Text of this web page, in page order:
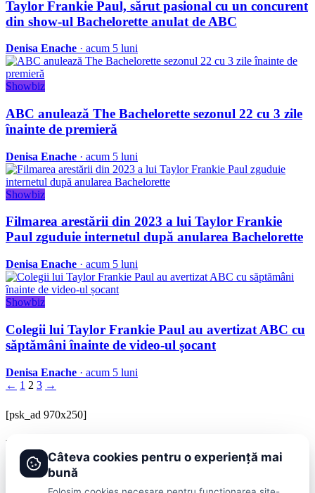
Taylor Frankie Paul, sărut pasional cu un concurent
din show-ul Bachelorette anulat de ABC
Denisa Enache · acum 5 luni
Showbiz
ABC anulează The Bachelorette sezonul 22 cu 3 zile
înainte de premieră
Denisa Enache · acum 5 luni
Showbiz
Filmarea arestării din 2023 a lui Taylor Frankie
Paul zguduie internetul după anularea Bachelorette
Denisa Enache · acum 5 luni
Showbiz
Colegii lui Taylor Frankie Paul au avertizat ABC cu
săptămâni înainte de video-ul șocant
Denisa Enache · acum 5 luni
← 1 2 3 →
[psk_ad 970x250]
BRAVOnet
Showbiz, vedete si tot ce misca in lumea mondena
Câteva cookies pentru o experiență mai
bună